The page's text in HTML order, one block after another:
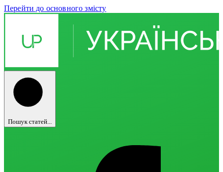
Перейти до основного змісту
Пошук статей...